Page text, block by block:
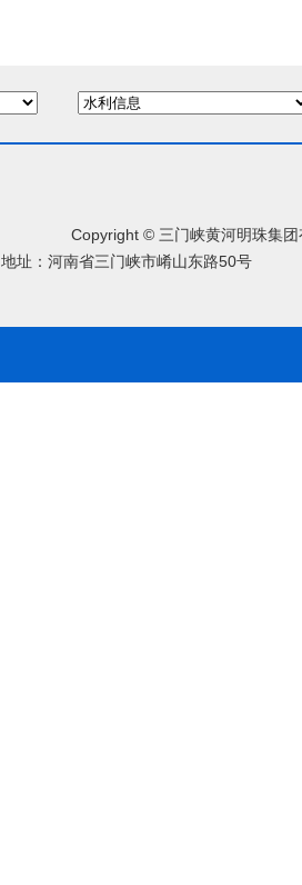
Copyright © 三门峡黄河明珠集团
地址：河南省三门峡市崤山东路50号